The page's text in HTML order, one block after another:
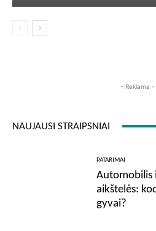
- Reklama -
NAUJAUSI STRAIPSNIAI
PATARIMAI
Automobilis
aikštelės:
gyvai?